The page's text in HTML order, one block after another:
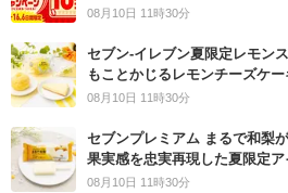
08月10日 11時30分
セブン‐イレブン夏限定レモン
もことかじるレモンチーズケ
08月10日 11時30分
セブンプレミアム まるで和梨
果実感を忠実再現した夏限定ア
08月10日 11時30分